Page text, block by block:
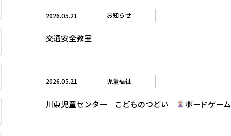
2026.05.21 お知らせ
交通安全教室
2026.05.21 児童福祉
川東児童センター こどものつどい ボードゲーム